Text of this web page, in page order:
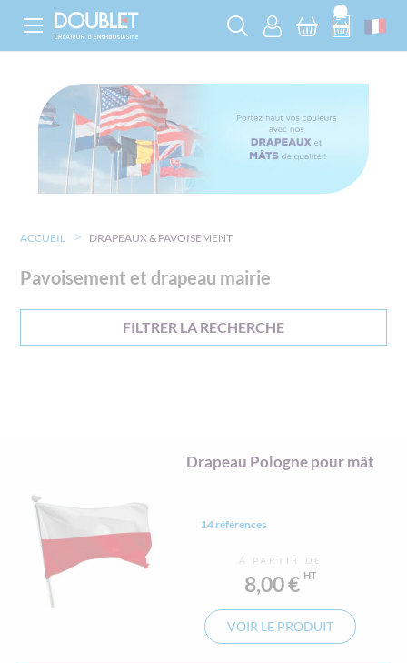
Drapeau Pologne pour mât
14 références
À PARTIR DE
8,00 €
VOIR LE PRODUIT
ACCUEIL DRAPEAUX & PAVOISEMENT
Pavoisement et drapeau mairie
FILTRER LA RECHERCHE